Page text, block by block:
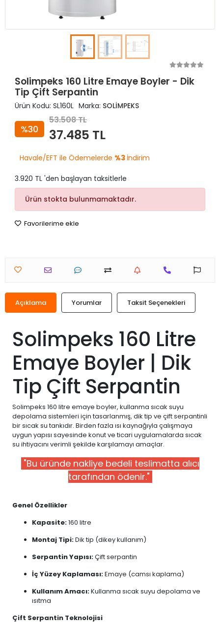
Solimpeks 160 Litre Emaye Boyler - Dik
Tip Çift Serpantin
Ürün Kodu: SL160L Marka: SOLİMPEKS
%30
53.508 TL
37.485 TL
Havale/EFT ile Ödemelerde %3 İndirim
3.920 TL 'den başlayan taksitlerle
Ürün stokta bulunmamaktadır.
Favorilerime ekle
Açıklama Yorumlar Taksit Seçenekleri
Solimpeks 160 Litre
Emaye Boyler | Dik
Tip Çift Serpantin
Solimpeks 160 litre emaye boyler, kullanma sıcak suyu
depolama sistemleri için tasarlanmış, dik tip ve çift serpantinli
bir sıcak su tankıdır. Birden fazla ısı kaynağıyla çalışmaya
uygun yapısı sayesinde konut ve ticari uygulamalarda sıcak
su ihtiyacını verimli şekilde karşılamayı amaçlar.
"Bu üründe nakliye bedeli teslimatta alıcı
tarafından ödenir."
Genel Özellikler
Kapasite:160 litre
Montaj Tipi:Dik tip (dikey kullanım)
Serpantin Yapısı:Çift serpantin
İç Yüzey Kaplaması:Emaye (camsı kaplama)
Kullanım Amacı:Kullanma sıcak suyu depolama ve
ısıtma
Çift Serpantin Teknolojisi